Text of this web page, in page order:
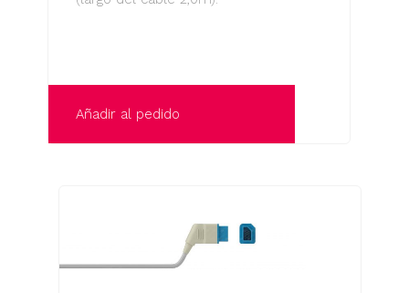
Añadir al pedido